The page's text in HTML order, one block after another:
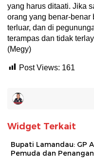
yang harus ditaati. Jika
orang yang benar-benar
terluar, dan di
terampas dan tidak
(Megy)
Post Views: 161
Widget Terkait
Bupati Lamandau: GP
Pemuda dan